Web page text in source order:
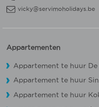
vicky@servimoholidays.be
Appartementen
Appartement te huur De
Appartement te huur
Appartement te huur